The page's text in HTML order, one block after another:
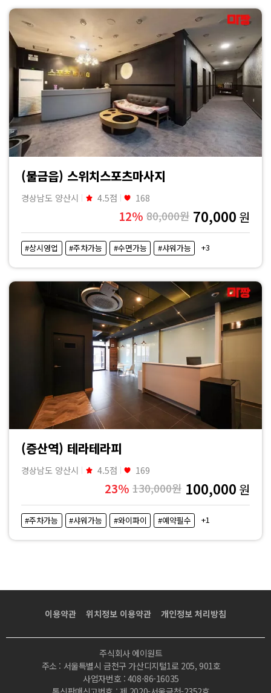
(물금읍) 스위치스포츠마사지
경상남도 양산시 4.5점 168
12% 80,000원 70,000 원
#상시영업 #주차가능 #수면가능 #샤워가능 +3
(증산역) 테라테라피
경상남도 양산시 4.5점 169
23% 130,000원 100,000 원
#주차가능 #샤워가능 #와이파이 #예약필수 +1
이용약관 위치정보 이용약관 개인정보 처리방침
주식회사 에이원트
주소 : 서울특별시 금천구 가산디지털1로 205, 901호
사업자번호 : 408-86-16035